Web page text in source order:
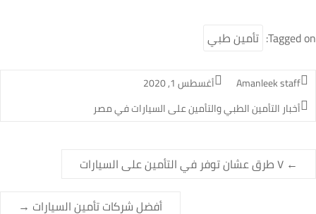
Tagged تأمين طبي
Amanleek staff
أغسطس 1, 2020
أخبار التأمين الطبي والتأمين على السيارات في مصر
←
أفضل شركات تأمين السيارات →